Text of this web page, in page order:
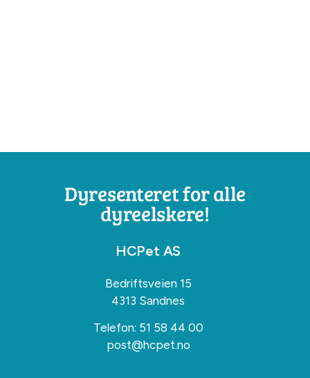
Dyresenteret for alle
dyreelskere!
HCPet AS
Bedriftsveien 15
4313 Sandnes
Telefon: 51 58 44 00
post@hcpet.no